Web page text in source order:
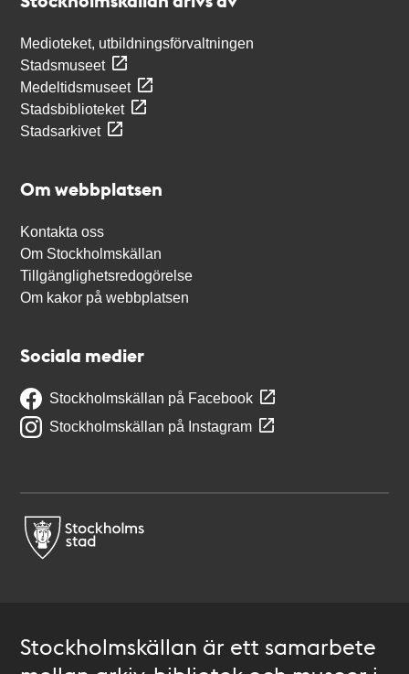
Medioteket, utbildningsförvaltningen
Stadsmuseet
Medeltidsmuseet
Stadsbiblioteket
Stadsarkivet
Om webbplatsen
Kontakta oss
Om Stockholmskällan
Tillgänglighetsredogörelse
Om kakor på webbplatsen
Sociala medier
Stockholmskällan på Facebook
Stockholmskällan på Instagram
Stockholmskällan är ett samarbete